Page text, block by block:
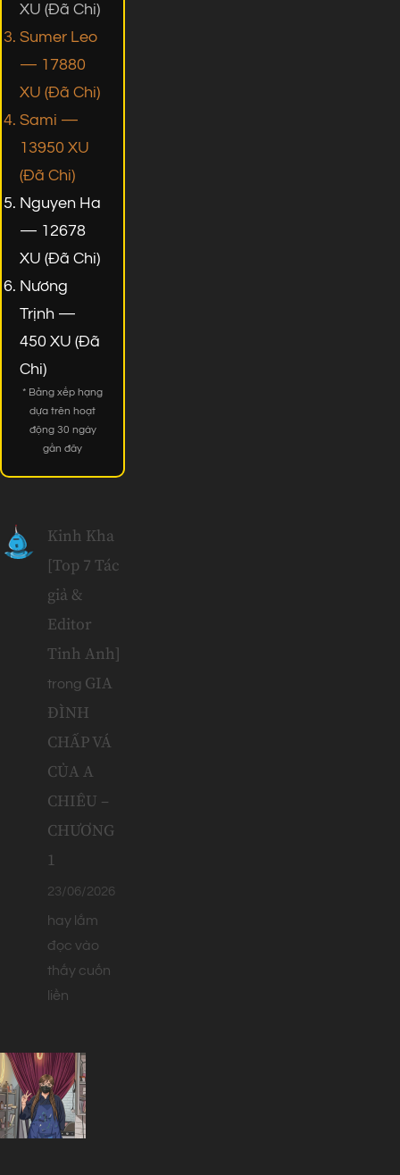
XU (Đã Chi)
Sumer Leo
— 17880
XU (Đã Chi)
Sami —
13950 XU
(Đã Chi)
Nguyen Ha
— 12678
XU (Đã Chi)
Nương
Trịnh —
450 XU (Đã
Chi)
* Bảng xếp hạng
dựa trên hoạt
động 30 ngày
gần đây
Kinh Kha
[Top 7 Tác
giả &
Editor
Tinh Anh]
trong GIA
ĐÌNH
CHẤP VÁ
CỦA A
CHIÊU –
CHƯƠNG
1
23/06/2026
hay lắm
đọc vào
thấy cuốn
liền